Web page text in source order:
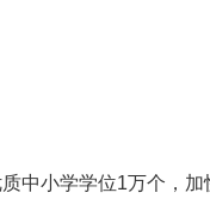
中小学学位1万个，加